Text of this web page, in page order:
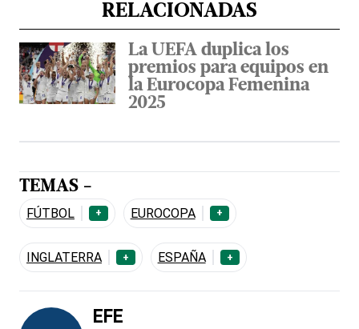
RELACIONADAS
La UEFA duplica los
premios para equipos en
la Eurocopa Femenina
2025
TEMAS -
FÚTBOL + EUROCOPA +
INGLATERRA + ESPAÑA +
EFE